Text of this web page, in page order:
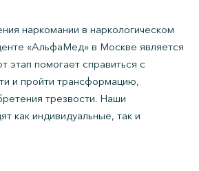
наркомании в наркологическом
«АльфаМед» в Москве является
этап помогает справиться с
и пройти трансформацию,
трезвости. Наши
как индивидуальные, так и